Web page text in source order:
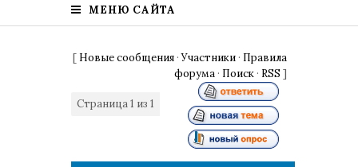
МЕНЮ САЙТА
[ Новые сообщения ·Участники · Правила
форума · Поиск · RSS ]
Страница1 из 1